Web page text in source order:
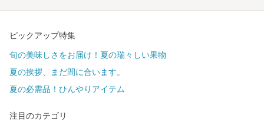
ピックアップ特集
旬の美味しさをお届け！夏の瑞々しい果物
夏の挨拶、まだ間に合います。
夏の必需品！ひんやりアイテム
注目のカテゴリ